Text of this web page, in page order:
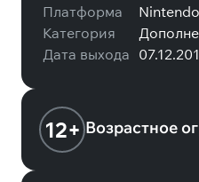
Платформа
Категория
Дата выхода
12+ Возрастное